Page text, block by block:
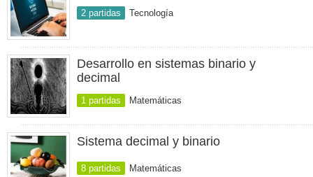
2 partidas Tecnología
Desarrollo en sistemas binario y
decimal
1 partidas Matemáticas
Sistema decimal y binario
8 partidas Matemáticas